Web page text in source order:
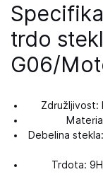
trdo
G06/
Debelina
Trdota: